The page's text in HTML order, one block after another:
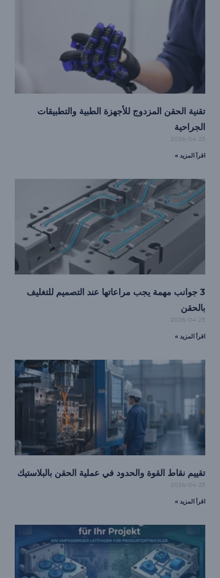
تقنية الحقن المزدوج للأجهزة الطبية والتطبيقات
الجراحية
2026-04-23
اقرأ المزيد »
3 جوانب مهمة يجب مراعاتها عند التصميم للتغليف
بالحقن
2026-04-23
اقرأ المزيد »
تقييم نقاط القوة والحدود في عملية الحقن بالبلاستيك
2026-04-23
اقرأ المزيد »